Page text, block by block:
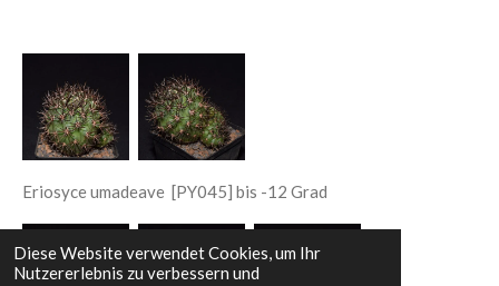
Diese Website verwendet Cookies, um Ihr
Nutzererlebnis zu verbessern und
Eriosyce umadeave [PY045] bis -12 Grad